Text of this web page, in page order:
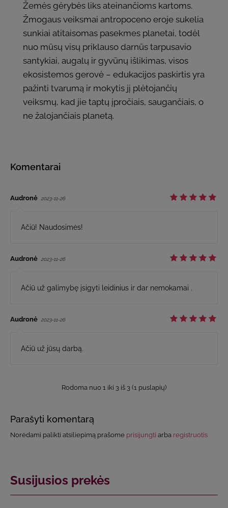
Žemės gėrybės liks ateinančioms kartoms.
Žmogaus veiksmai antropoceno eroje sukelia
sunkiai atitaisomas pasekmes planetai, todėl
nuo mūsų visų priklauso darnūs tarpusavio
santykiai, augalų ir gyvūnų išlikimas, visos
ekosistemos gerovė – edukacijos paskirtis yra
pažinti tvarumą ir mokytis jį plėtojančių
veiksmų, kad jie taptų įpročiais, saugančiais, o
ne žalojančiais planetą.
Komentarai
Audronė 2023-11-26
Ačiū! Naudosimės!
Audronė 2023-11-26
Ačiū už galimybę įsigyti leidinius ir dar nemokamai .
Audronė 2023-11-26
Ačiū už jūsų darbą.
Rodoma nuo 1 iki 3 iš 3 (1 puslapių)
Parašyti komentarą
Norėdami palikti atsiliepimą prašome prisijungti arba registruotis
Susijusios prekės